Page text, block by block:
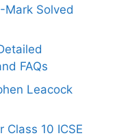
Mark Solved
FAQs
Leacock
10 ICSE